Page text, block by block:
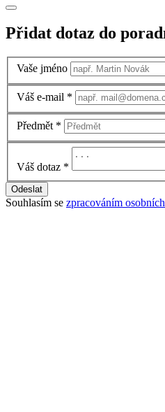
Přidat dotaz do
Vaše jméno
Váš e-mail *
Předmět *
Váš dotaz *
Odeslat
Souhlasím se zpracováním